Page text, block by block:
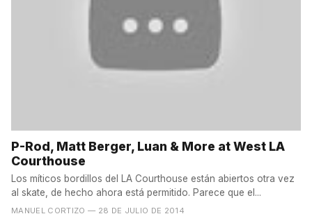
P-Rod, Matt Berger, Luan & More at West LA
Courthouse
Los míticos bordillos del LA Courthouse están abiertos otra vez
al skate, de hecho ahora está permitido. Parece que el...
MANUEL CORTIZO — 28 DE JULIO DE 2014